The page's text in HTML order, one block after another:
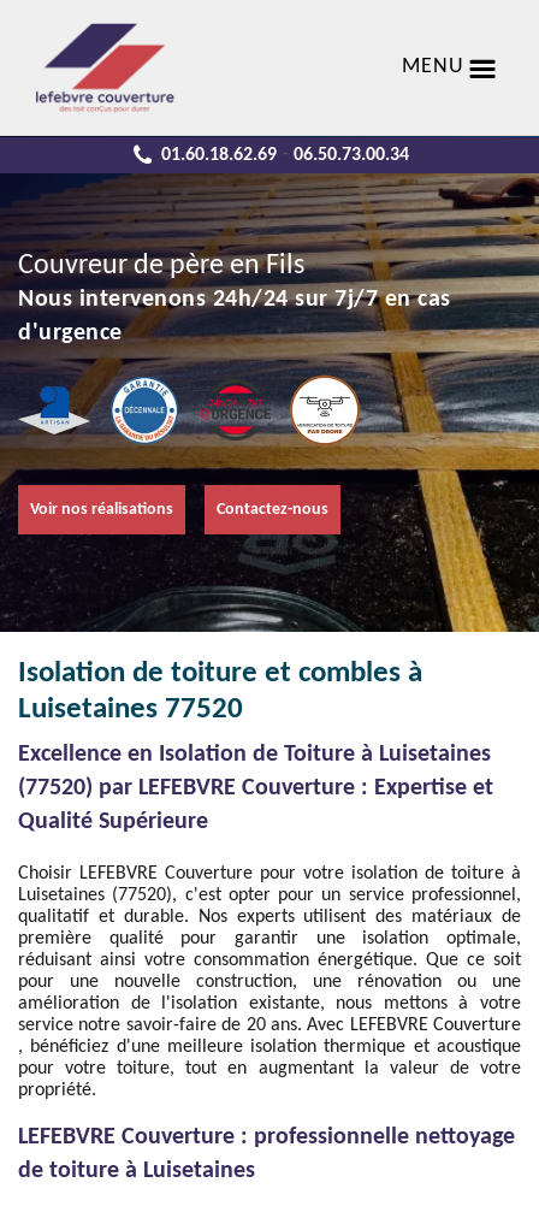
MENU
01.60.18.62.69 - 06.50.73.00.34
Couvreur de père en Fils
Nous intervenons 24h/24 sur 7j/7 en cas
d'urgence
Voir nos réalisations Contactez-nous
Isolation de toiture et combles à
Luisetaines 77520
Excellence en Isolation de Toiture à Luisetaines
(77520) par LEFEBVRE Couverture : Expertise et
Qualité Supérieure
Choisir LEFEBVRE Couverture pour votre isolation de toiture à
Luisetaines (77520), c'est opter pour un service professionnel,
qualitatif et durable. Nos experts utilisent des matériaux de
première qualité pour garantir une isolation optimale,
réduisant ainsi votre consommation énergétique. Que ce soit
pour une nouvelle construction, une rénovation ou une
amélioration de l'isolation existante, nous mettons à votre
service notre savoir-faire de 20 ans. Avec LEFEBVRE Couverture
, bénéficiez d'une meilleure isolation thermique et acoustique
pour votre toiture, tout en augmentant la valeur de votre
propriété.
LEFEBVRE Couverture : professionnelle nettoyage
de toiture à Luisetaines